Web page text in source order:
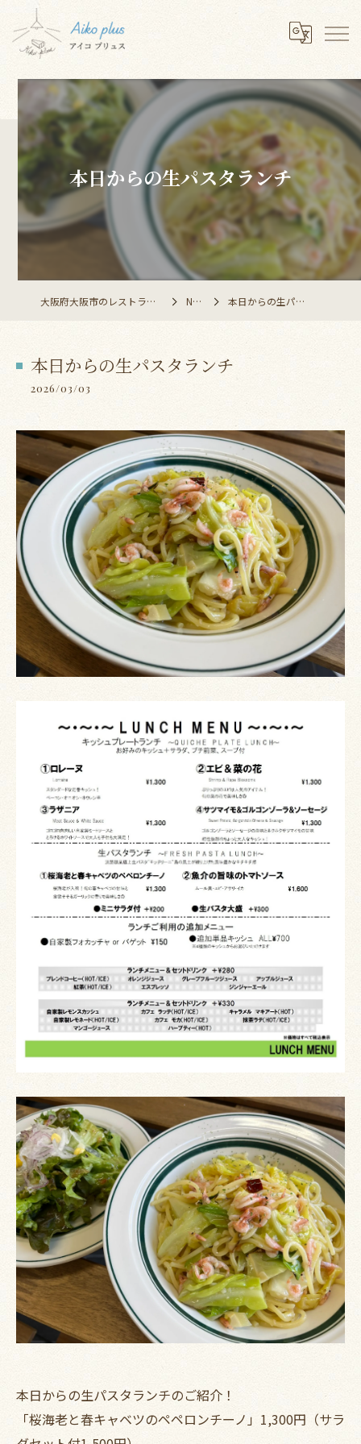
本日からの生パスタランチ
大阪府大阪市のレストランならAiko plus NEWS 本日からの生パスタランチ
本日からの生パスタランチ
2026/03/03
本日からの生パスタランチのご紹介！
「桜海老と春キャベツのペペロンチーノ」1,300円（サラ